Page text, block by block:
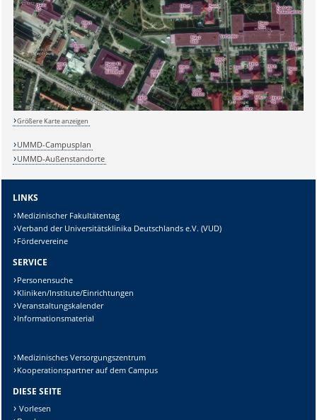
Sicherheitsabfrage:
Lösung:
Größere Karte anzeigen
UMMD-Campusplan
UMMD-Außenstandorte
LINKS
Medizinischer Fakultätentag
Verband der Universitätsklinika Deutschlands e.V. (VUD)
Fördervereine
SERVICE
Personensuche
Kliniken/Institute/Einrichtungen
Veranstaltungskalender
Informationsmaterial
Medizinisches Versorgungszentrum
Kooperationspartner auf dem Campus
DIESE SEITE
Vorlesen